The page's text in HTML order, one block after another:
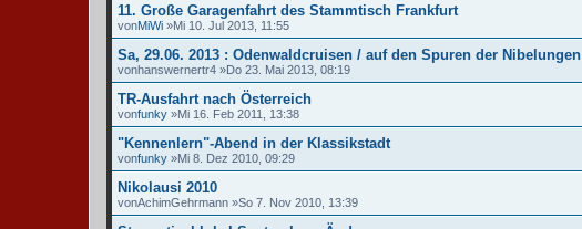
11. Große Garagenfahrt des Stammtisch Frankfurt
vonMiWi »Mi 10. Jul 2013, 11:55
Sa, 29.06. 2013 : Odenwaldcruisen / auf den Spuren der Nibelungen
vonhanswernertr4 »Do 23. Mai 2013, 08:19
TR-Ausfahrt nach Österreich
vonfunky »Mi 16. Feb 2011, 13:38
"Kennenlern"-Abend in der Klassikstadt
vonfunky »Mi 8. Dez 2010, 09:29
Nikolausi 2010
vonAchimGehrmann »So 7. Nov 2010, 13:39